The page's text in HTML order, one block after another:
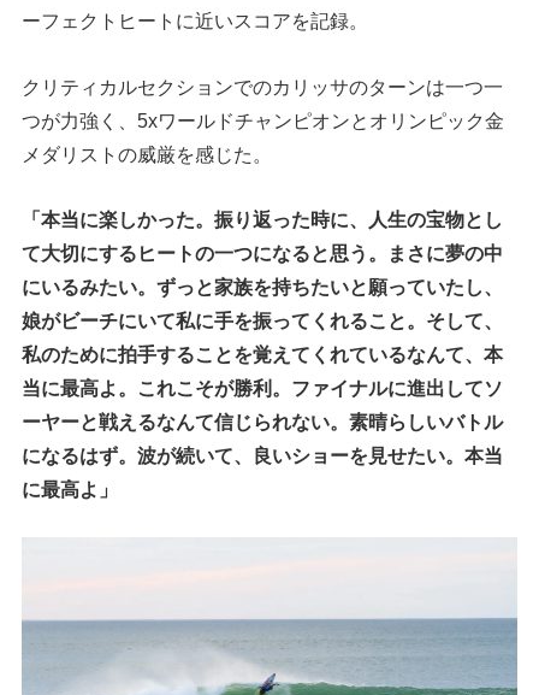
ーフェクトヒートに近いスコアを記録。
クリティカルセクションでのカリッサのターンは一つ一
つが力強く、5xワールドチャンピオンとオリンピック金
メダリストの威厳を感じた。
「本当に楽しかった。振り返った時に、人生の宝物とし
て大切にするヒートの一つになると思う。まさに夢の中
にいるみたい。ずっと家族を持ちたいと願っていたし、
娘がビーチにいて私に手を振ってくれること。そして、
私のために拍手することを覚えてくれているなんて、本
当に最高よ。これこそが勝利。ファイナルに進出してソ
ーヤーと戦えるなんて信じられない。素晴らしいバトル
になるはず。波が続いて、良いショーを見せたい。本当
に最高よ」